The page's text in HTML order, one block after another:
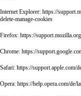
Internet Explorer: https://
delete-manage-cookies
Firefox: https://
Chrome: https://
Safari: https://support.apple.com/
Opera: https://help.opera.com/de/